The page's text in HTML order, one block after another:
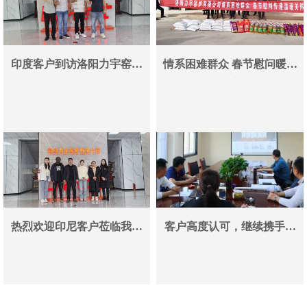
印度客户到访洛阳力宇窑炉
情系困难群众 春节慰问暖人
热烈欢迎印尼客户莅临我司
客户高度认可，继续携手同